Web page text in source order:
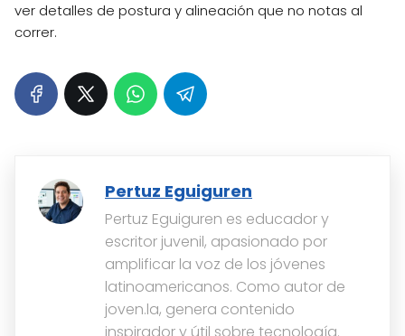
ver detalles de postura y alineación que no notas al
correr.
Pertuz Eguiguren
Pertuz Eguiguren es educador y
escritor juvenil, apasionado por
amplificar la voz de los jóvenes
latinoamericanos. Como autor de
joven.la, genera contenido